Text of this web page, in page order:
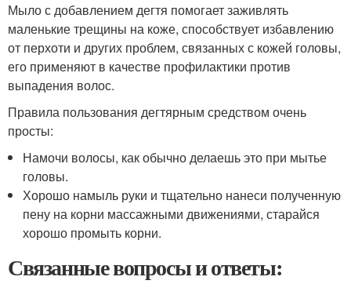
Мыло с добавлением дегтя помогает заживлять
маленькие трещины на коже, способствует избавлению
от перхоти и других проблем, связанных с кожей головы,
его применяют в качестве профилактики против
выпадения волос.
Правила пользования дегтярным средством очень
просты:
Намочи волосы, как обычно делаешь это при мытье
головы.
Хорошо намыль руки и тщательно нанеси полученную
пену на корни массажными движениями, старайся
хорошо промыть корни.
Связанные вопросы и ответы: